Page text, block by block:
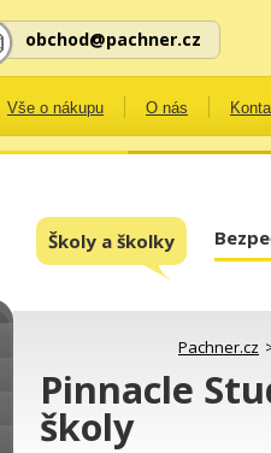
Vše o nákupu O nás
obchod@pachner.cz
Školy a školky
Pachner.cz
Pinnacle
školy